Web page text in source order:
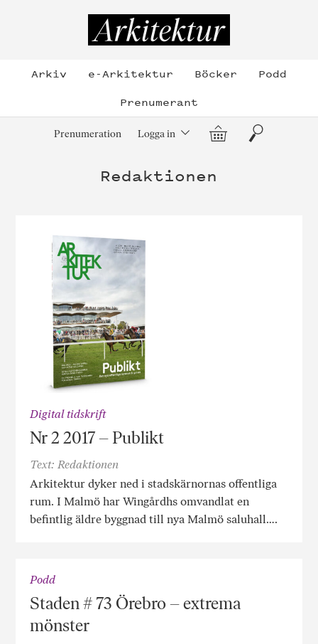
Arkiv e-Arkitektur Böcker
Podd
Prenumerant
Prenumeration Logga in Varukorg
Sök
Redaktionen
Digital tidskrift
Nr 2 2017 – Publikt
Text: Redaktionen
Arkitektur dyker ned i stadskärnornas offentliga
rum. I Malmö har Wingårdhs omvandlat en
befintlig äldre byggnad till nya Malmö saluhall….
Podd
Staden # 73 Örebro – extrema
mönster